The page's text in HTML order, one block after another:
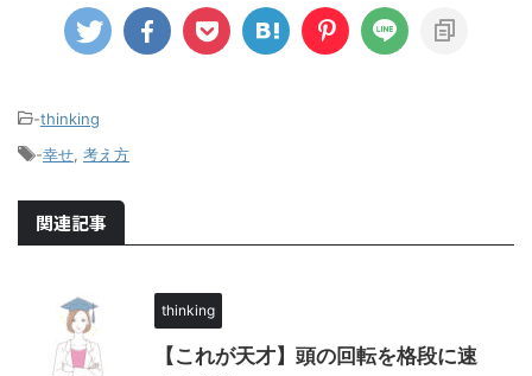
-thinking
-幸せ, 考え方
関連記事
thinking
【これが天才】頭の回転を格段に速